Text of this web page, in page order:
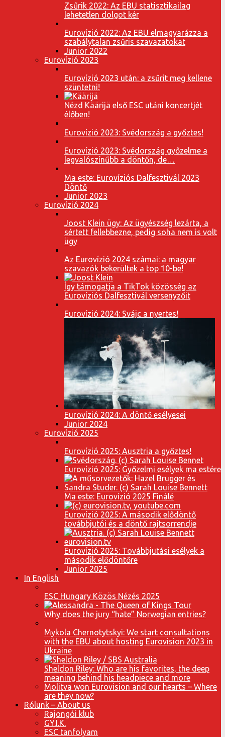
Zsűrik 2022: Az EBU statisztikailag
lehetetlen dolgot kér
Eurovízió 2022: Az EBU elmagyarázza a
szabálytalan zsűris szavazatokat
Junior 2022
Eurovízió 2023
Eurovízió 2023 után: a zsűrit meg kellene
szüntetni!
Nézd Käärijä első ESC utáni koncertjét
élőben!
Eurovízió 2023: Svédország a győztes!
Eurovízió 2023: Svédország győzelme a
legvalószínűbb a döntőn, de…
Ma este: Eurovíziós Dalfesztivál 2023
Döntő
Junior 2023
Eurovízió 2024
Joost Klein ügy: Az ügyészség lezárta, a
sértett fellebbezne, pedig soha nem is volt
ügy
Az Eurovízió 2024 számai: a magyar
szavazók bekerültek a top 10-be!
Így támogatja a TikTok közösség az
Eurovíziós Dalfesztivál versenyzőit
Eurovízió 2024: Svájc a nyertes!
Eurovízió 2024: A döntő esélyesei
Junior 2024
Eurovízió 2025
Eurovízió 2025: Ausztria a győztes!
Eurovízió 2025: Győzelmi esélyek ma estére
Ma este: Eurovízió 2025 Finálé
Eurovízió 2025: A második elődöntő
továbbjutói és a döntő rajtsorrendje
Eurovízió 2025: Továbbjutási esélyek a
második elődöntőre
Junior 2025
In English
ESC Hungary Közös Nézés 2025
Why does the jury “hate” Norwegian entries?
Mykola Chernotytskyi: We start consultations
with the EBU about hosting Eurovision 2023 in
Ukraine
Sheldon Riley: Who are his favorites, the deep
meaning behind his headpiece and more
Molitva won Eurovision and our hearts – Where
are they now?
Rólunk – About us
Rajongói klub
GY.I.K.
ESC tanfolyam